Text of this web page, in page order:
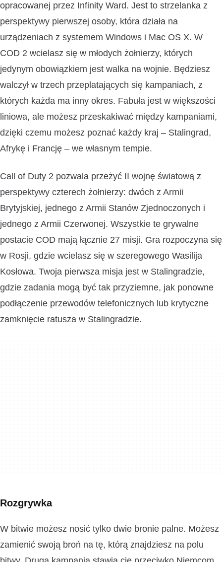
opracowanej przez Infinity Ward. Jest to strzelanka z
perspektywy pierwszej osoby, która działa na
urządzeniach z systemem Windows i Mac OS X. W
COD 2 wcielasz się w młodych żołnierzy, których
jedynym obowiązkiem jest walka na wojnie. Będziesz
walczył w trzech przeplatających się kampaniach, z
których każda ma inny okres. Fabuła jest w większości
liniowa, ale możesz przeskakiwać między kampaniami,
dzięki czemu możesz poznać każdy kraj – Stalingrad,
Afrykę i Francję – we własnym tempie.
Call of Duty 2 pozwala przeżyć II wojnę światową z
perspektywy czterech żołnierzy: dwóch z Armii
Brytyjskiej, jednego z Armii Stanów Zjednoczonych i
jednego z Armii Czerwonej. Wszystkie te grywalne
postacie COD mają łącznie 27 misji. Gra rozpoczyna się
w Rosji, gdzie wcielasz się w szeregowego Wasilija
Kosłowa. Twoja pierwsza misja jest w Stalingradzie,
gdzie zadania mogą być tak przyziemne, jak ponowne
podłączenie przewodów telefonicznych lub krytyczne
zamknięcie ratusza w Stalingradzie.
Rozgrywka
W bitwie możesz nosić tylko dwie bronie palne. Możesz
zamienić swoją broń na tę, którą znajdziesz na polu